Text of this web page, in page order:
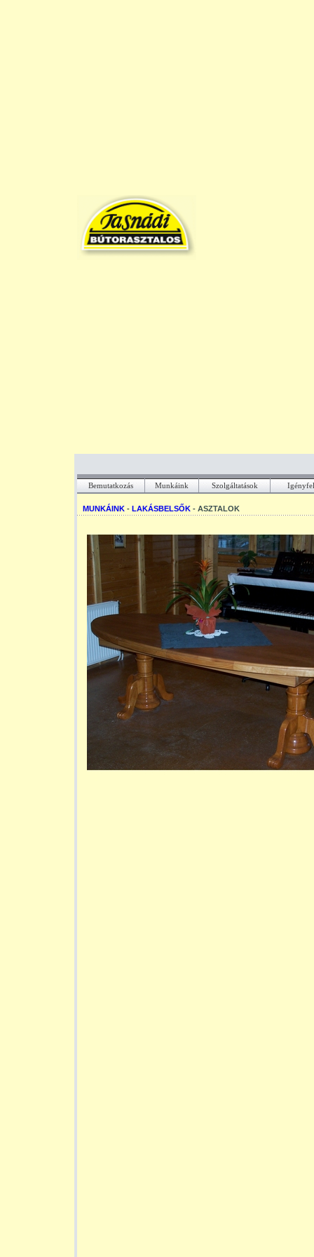
Bemutatkozás Munkáink Szolgáltatások
MUNKÁINK - LAKÁSBELSŐK - ASZTALOK